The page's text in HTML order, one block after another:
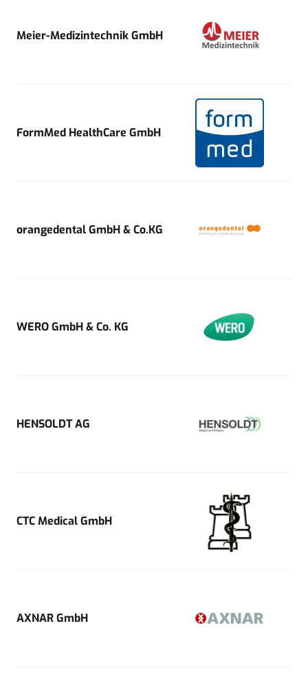
Meier-Medizintechnik GmbH
FormMed HealthCare GmbH
orangedental GmbH & Co.KG
WERO GmbH & Co. KG
HENSOLDT AG
CTC Medical GmbH
AXNAR GmbH